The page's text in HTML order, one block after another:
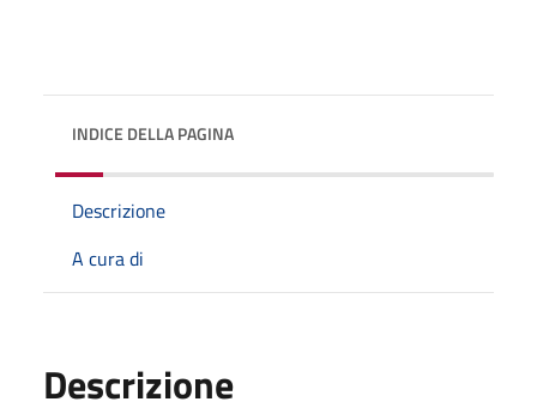
INDICE DELLA PAGINA
Descrizione
A cura di
Descrizione